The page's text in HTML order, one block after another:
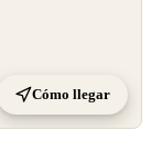
Cómo llegar